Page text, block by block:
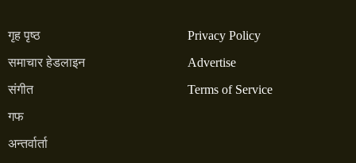
गृह पृष्ठ
समाचार हेडलाइन
संगीत
गफ
अन्तर्वार्ता
Privacy Policy
Advertise
Terms of Service